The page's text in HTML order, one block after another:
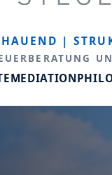
|
MEDIATION